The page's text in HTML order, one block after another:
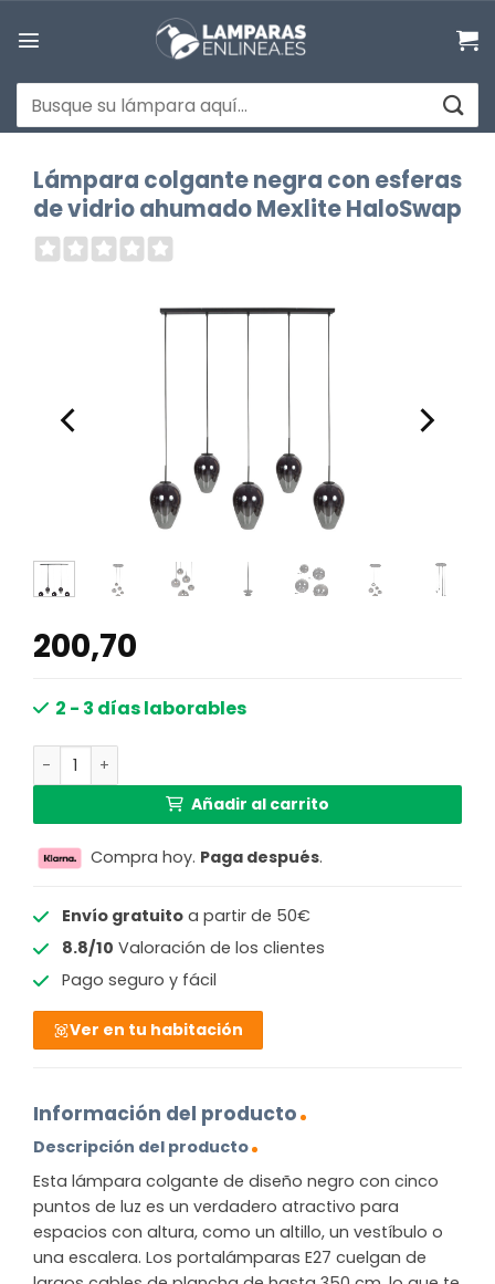
Buscar
por:
Lámpara colgante negra con esferas
de vidrio ahumado Mexlite HaloSwap
200,70
2 - 3 días laborables
Lámpara colgante negra con esferas de vidrio
Añadir al carrito
Compra hoy. Paga después.
Envío gratuitoa partir de 50€
8.8/10 Valoración de los clientes
Pago seguro y fácil
Ver en tu habitación
Información del producto
Descripción del producto
Esta lámpara colgante de diseño negro con cinco
puntos de luz es un verdadero atractivo para
espacios con altura, como un altillo, un vestíbulo o
una escalera. Los portalámparas E27 cuelgan de